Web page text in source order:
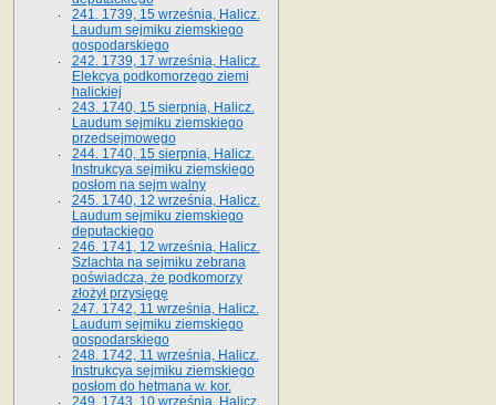
241. 1739, 15 września, Halicz.
Laudum sejmiku ziemskiego
gospodarskiego
242. 1739, 17 września, Halicz.
Elekcya podkomorzego ziemi
halickiej
243. 1740, 15 sierpnia, Halicz.
Laudum sejmiku ziemskiego
przedsejmowego
244. 1740, 15 sierpnia, Halicz.
Instrukcya sejmiku ziemskiego
posłom na sejm walny
245. 1740, 12 września, Halicz.
Laudum sejmiku ziemskiego
deputackiego
246. 1741, 12 września, Halicz.
Szlachta na sejmiku zebrana
poświadcza, że podkomorzy
złożył przysięgę
247. 1742, 11 września, Halicz.
Laudum sejmiku ziemskiego
gospodarskiego
248. 1742, 11 września, Halicz.
Instrukcya sejmiku ziemskiego
posłom do hetmana w. kor.
249. 1743, 10 września, Halicz.